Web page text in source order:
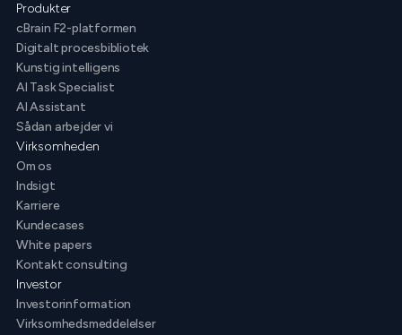
Produkter
cBrain F2-platformen
Digitalt procesbibliotek
Kunstig intelligens
AI Task Specialist
AI Assistant
Sådan arbejder vi
Virksomheden
Om os
Indsigt
Karriere
Kundecases
White papers
Kontakt consulting
Investor
Investorinformation
Virksomhedsmeddelelser